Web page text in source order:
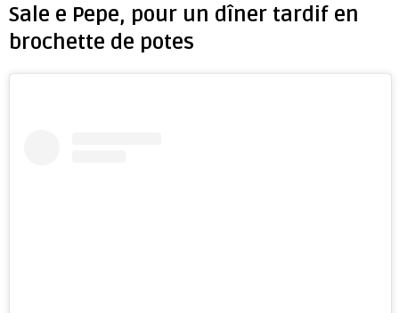
Sale e Pepe, pour un dîner tardif en
brochette de potes